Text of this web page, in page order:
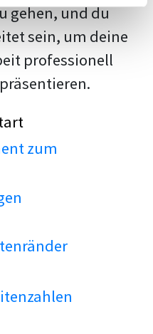
gehen, und du
sein, um deine
professionell
zum